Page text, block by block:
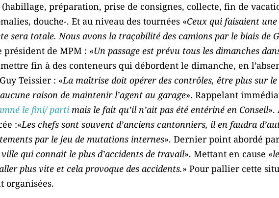
(habillage, préparation, prise de consignes, collecte, fin de
douche-. Et au niveau des tournées «Ceux qui faisaient
sera totale. Nous avons la traçabilité des camions par le biais de
président de MPM : «Un passage est prévu tous les dimanches
fin à des conteneurs qui débordent le dimanche, en
Teissier : «La maîtrise doit opérer des contrôles, être plus sur
raison de maintenir l’agent au garage». Rappelant
le fini/ parti mais le fait qu’il n’ait pas été entériné en Conseil».
:«Les chefs sont souvent d’anciens cantonniers, il en faudra
par le jeu de mutations internes». Dernier point abordé
qui connait le plus d’accidents de travail». Mettant en cause «
plus vite et cela provoque des accidents.» Pour pallier cette
organisées.